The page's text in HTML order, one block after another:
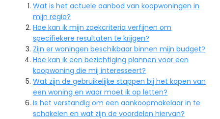
Wat is het actuele aanbod van koopwoningen in
mijn regio?
Hoe kan ik mijn zoekcriteria verfijnen om
specifiekere resultaten te krijgen?
Zijn er woningen beschikbaar binnen mijn budget?
Hoe kan ik een bezichtiging plannen voor een
koopwoning die mij interesseert?
Wat zijn de gebruikelijke stappen bij het kopen van
een woning en waar moet ik op letten?
Is het verstandig om een aankoopmakelaar in te
schakelen en wat zijn de voordelen hiervan?